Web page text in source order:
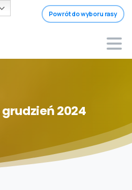
Powrót do wyboru rasy
grudzień2024